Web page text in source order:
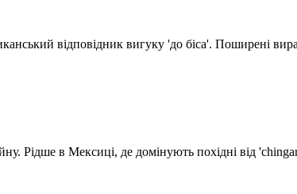
відповідник вигуку 'до біса'. Поширені
Рідше в Мексиці, де домінують похідні від